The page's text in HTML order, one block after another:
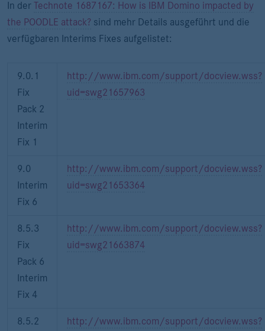
In der Technote 1687167: How is IBM Domino impacted by
the POODLE attack? sind mehr Details ausgeführt und die
verfügbaren Interims Fixes aufgelistet:
9.0.1
Fix
Pack 2
Interim
Fix 1
http://www.ibm.com/support/docview.wss?
uid=swg21657963
9.0
Interim
Fix 6
http://www.ibm.com/support/docview.wss?
uid=swg21653364
8.5.3
Fix
Pack 6
Interim
Fix 4
http://www.ibm.com/support/docview.wss?
uid=swg21663874
8.5.2
http://www.ibm.com/support/docview.wss?